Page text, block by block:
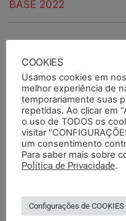
BASE 2022
PESQUISAR POR TERMOS
BASE DA CATEGORIA
COOKIES
Usamos cookies em
melhor experiência de
temporariamente suas
repetidas. Ao clicar em
o uso de TODOS os
visitar
um consentimento
Para saber mais sobre
Política de Privacidade.
Configurações de COOKIES